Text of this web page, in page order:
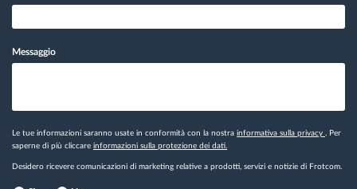
Messaggio
Le tue informazioni saranno usate in conformità con la nostra informativa sulla privacy . Per
saperne di più cliccare informazioni sulla protezione dei dati.
Desidero ricevere comunicazioni di marketing relative a prodotti, servizi e notizie di Frotcom.